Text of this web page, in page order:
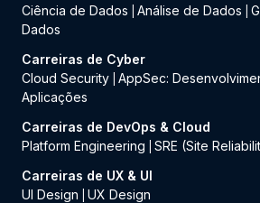
Ciência de Dados
Análise de Dados
Dados
Carreiras de Cyber
Cloud Security AppSec:
Aplicações
Carreiras de DevOps & Cloud
Platform Engineering
SRE (Site
Carreiras de UX & UI
UI Design
UX Design